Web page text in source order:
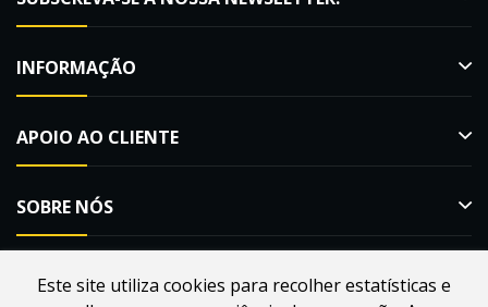
Este site utiliza cookies para recolher estatísticas e
INFORMAÇÃO
APOIO AO CLIENTE
SOBRE NÓS